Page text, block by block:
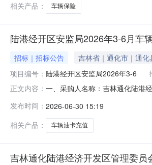
相关产品：
车辆保险
陆港经开区安监局2026年3-6月车
招标｜招标公告 吉林省｜通化市｜通化
项目编号： 陆港经开区安监局2026年3-6
正文内容： 一、采购人名称：吉林通化陆港
（元）：30000序号项目名称单
年
发布时间： 2026-06-30 15:19
相关产品：
车辆油卡充值
吉林通化陆港经济开发区管理委